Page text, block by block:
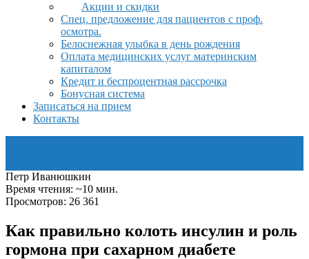
Акции и скидки
Спец. предложение для пациентов с проф.
осмотра.
Белоснежная улыбка в день рождения
Оплата медицинских услуг материнским
капиталом
Кредит и беспроцентная рассрочка
Бонусная система
Записаться на прием
Контакты
Петр Иванюшкин
Время чтения: ~10 мин.
Просмотров: 26 361
Как правильно колоть инсулин и роль
гормона при сахарном диабете